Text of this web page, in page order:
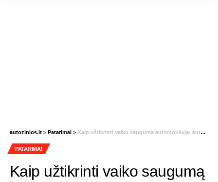
autozinios.lt > Patarimai > Kaip užtikrinti vaiko saugumą automobilyje: automobilinės kėdutės pasirinkimas
PATARIMAI
Kaip užtikrinti vaiko saugumą